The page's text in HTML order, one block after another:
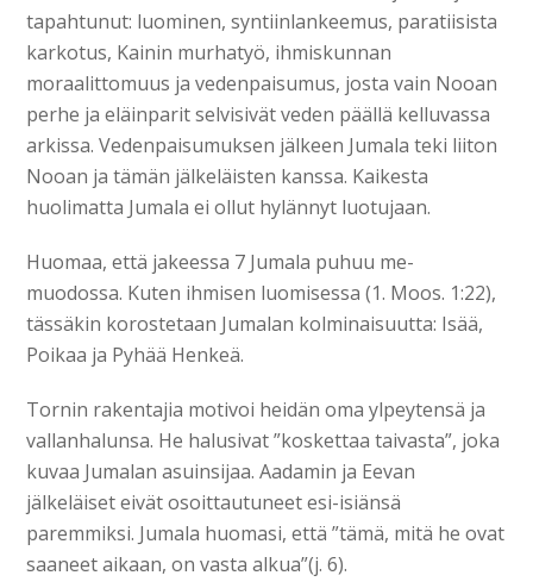
tapahtunut: luominen, syntiinlankeemus, paratiisista
karkotus, Kainin murhatyö, ihmiskunnan
moraalittomuus ja vedenpaisumus, josta vain Nooan
perhe ja eläinparit selvisivät veden päällä kelluvassa
arkissa. Vedenpaisumuksen jälkeen Jumala teki liiton
Nooan ja tämän jälkeläisten kanssa. Kaikesta
huolimatta Jumala ei ollut hylännyt luotujaan.
Huomaa, että jakeessa 7 Jumala puhuu me-
muodossa. Kuten ihmisen luomisessa (1. Moos. 1:22),
tässäkin korostetaan Jumalan kolminaisuutta: Isää,
Poikaa ja Pyhää Henkeä.
Tornin rakentajia motivoi heidän oma ylpeytensä ja
vallanhalunsa. He halusivat ”koskettaa taivasta”, joka
kuvaa Jumalan asuinsijaa. Aadamin ja Eevan
jälkeläiset eivät osoittautuneet esi-isiänsä
paremmiksi. Jumala huomasi, että ”tämä, mitä he ovat
saaneet aikaan, on vasta alkua”(j. 6).